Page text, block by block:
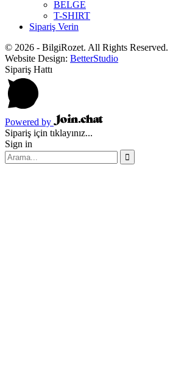
BELGE
T-SHIRT
Sipariş Verin
© 2026 - BilgiRozet. All Rights Reserved.
Website Design: BetterStudio
Sipariş Hattı
Powered by
Sipariş için tıklayınız...
Sign in